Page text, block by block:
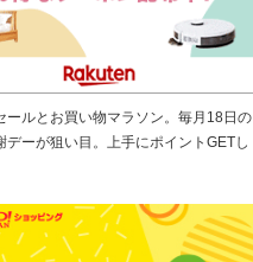
ールとお買い物マラソン。毎月18日の
デーが狙い目。上手にポイントGETし